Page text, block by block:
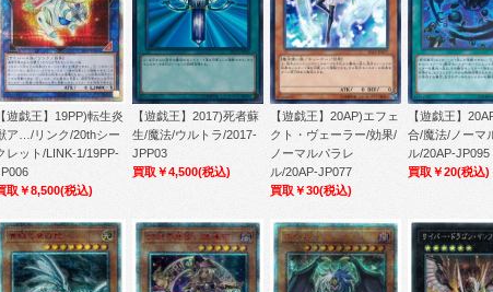
【遊戯王】19PP)転生炎
ア…/リンク/20thシー
レット/LINK-1/19PP-
取￥8,500(税込)
【遊戯王】2017)死者蘇
生/魔法/ウルトラ/2017-
JPP03
買取￥4,500(税込)
【遊戯王】20AP)エフェ
クト・ヴェーラー/効果/
ノーマルパラレ
ル/20AP-JP077
買取￥30(税込)
【遊戯王】
合/魔法/ノーマ
ル/20AP-JP095
買取￥20(税込)